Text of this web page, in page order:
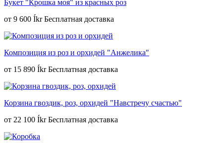
Букет "Крошка моя" из красных роз
от 9 600 Íkr
Композиция из роз и орхидей "Анжелика"
от 15 890 Íkr
Корзина гвоздик, роз, орхидей "Навстречу счастью"
от 22 100 Íkr